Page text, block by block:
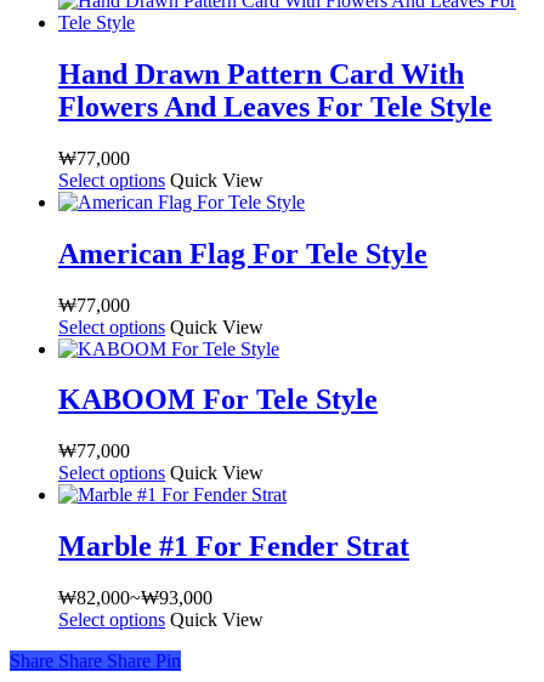
Hand Drawn Pattern Card With
Flowers And Leaves For Tele Style
₩77,000
Select options 여
러
품
이
이
품
습
다.
상
품
페
지
Quick View
American Flag For Tele Style
₩77,000
Select options 여
러
품
이
이
품
있
습
니
Quick View
KABOOM For Tele Style
₩77,000
Select options 여
러
품
션
이
이
상
Quick View
Marble #1 For Fender Strat
₩82,000~₩93,000가
격
Select options 여
상
Quick View
Share
Share Share Share Pin